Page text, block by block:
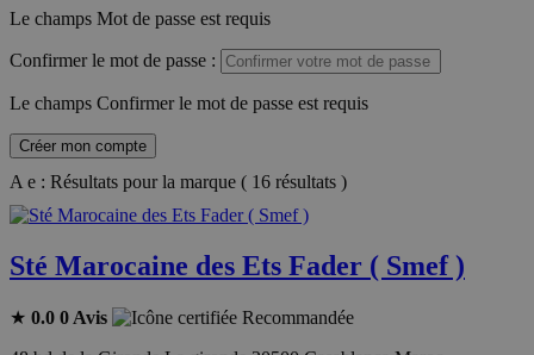
Le champs Mot de passe est requis
Confirmer le mot de passe :
Le champs Confirmer le mot de passe est requis
Créer mon compte
A e : Résultats pour la marque ( 16 résultats )
Sté Marocaine des Ets Fader ( Smef )
★ 0.0 0 Avis
Recommandée